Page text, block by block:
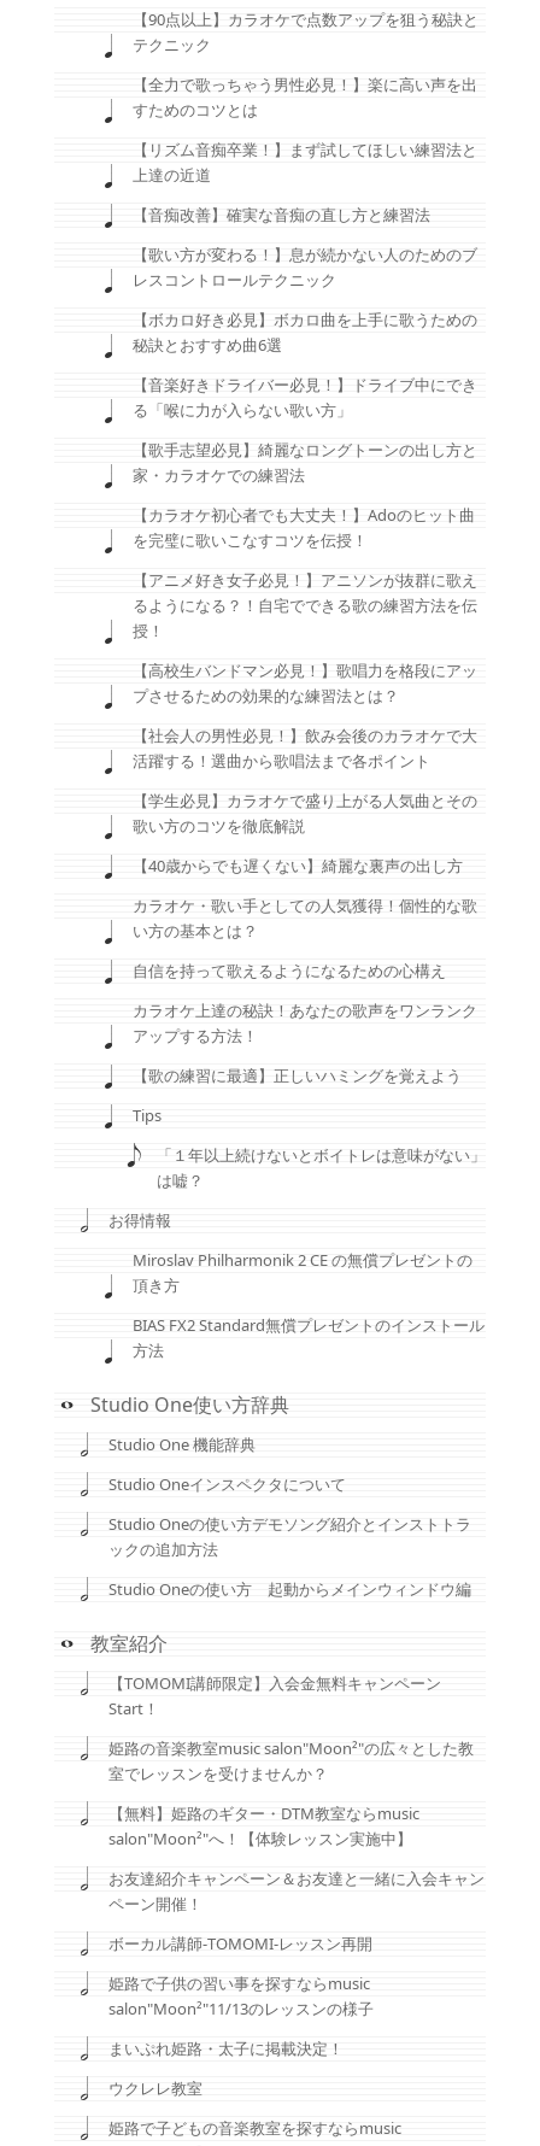
【90点以上】カラオケで点数アップを狙う秘訣と
テクニック
【全力で歌っちゃう男性必見！】楽に高い声を出
すためのコツとは
【リズム音痴卒業！】まず試してほしい練習法と
上達の近道
【音痴改善】確実な音痴の直し方と練習法
【歌い方が変わる！】息が続かない人のためのブ
レスコントロールテクニック
【ボカロ好き必見】ボカロ曲を上手に歌うための
秘訣とおすすめ曲6選
【音楽好きドライバー必見！】ドライブ中にでき
る「喉に力が入らない歌い方」
【歌手志望必見】綺麗なロングトーンの出し方と
家・カラオケでの練習法
【カラオケ初心者でも大丈夫！】Adoのヒット曲
を完璧に歌いこなすコツを伝授！
【アニメ好き女子必見！】アニソンが抜群に歌え
るようになる？！自宅でできる歌の練習方法を伝
授！
【高校生バンドマン必見！】歌唱力を格段にアッ
プさせるための効果的な練習法とは？
【社会人の男性必見！】飲み会後のカラオケで大
活躍する！選曲から歌唱法まで各ポイント
【学生必見】カラオケで盛り上がる人気曲とその
歌い方のコツを徹底解説
【40歳からでも遅くない】綺麗な裏声の出し方
カラオケ・歌い手としての人気獲得！個性的な歌
い方の基本とは？
自信を持って歌えるようになるための心構え
カラオケ上達の秘訣！あなたの歌声をワンランク
アップする方法！
【歌の練習に最適】正しいハミングを覚えよう
Tips
「１年以上続けないとボイトレは意味がない」
は嘘？
お得情報
Miroslav Philharmonik 2 CE の無償プレゼントの
頂き方
BIAS FX2 Standard無償プレゼントのインストール
方法
Studio One使い方辞典
Studio One 機能辞典
Studio Oneインスペクタについて
Studio Oneの使い方デモソング紹介とインストトラ
ックの追加方法
Studio Oneの使い方 起動からメインウィンドウ編
教室紹介
【TOMOMI講師限定】入会金無料キャンペーン
Start！
姫路の音楽教室music salon"Moon²"の広々とした教
室でレッスンを受けませんか？
【無料】姫路のギター・DTM教室ならmusic
salon"Moon²"へ！【体験レッスン実施中】
お友達紹介キャンペーン＆お友達と一緒に入会キャン
ペーン開催！
ボーカル講師-TOMOMI-レッスン再開
姫路で子供の習い事を探すならmusic
salon"Moon²"11/13のレッスンの様子
まいぷれ姫路・太子に掲載決定！
ウクレレ教室
姫路で子どもの音楽教室を探すならmusic